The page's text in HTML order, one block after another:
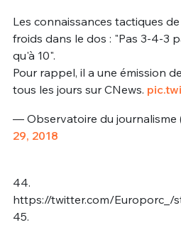
Les connaissances tactiques
froids dans le dos : "Pas 3-4-3
qu'à 10".
Pour rappel, il a une émission
tous les jours sur CNews.
— Observatoire du journalisme
29, 2018
44.
https://twitter.com/Europorc_/
45.